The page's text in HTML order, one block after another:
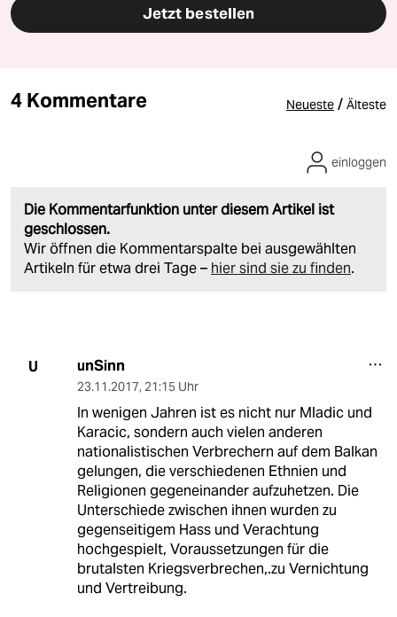
Jetzt bestellen
4 Kommentare Neueste / Älteste
Die Kommentarfunktion unter diesem Artikel ist
geschlossen.
Wir öffnen die Kommentarspalte bei ausgewählten
Artikeln für etwa drei Tage – hier sind sie zu finden.
einloggen
U unSinn
23.11.2017, 21:15 Uhr
In wenigen Jahren ist es nicht nur Mladic und
Karacic, sondern auch vielen anderen
nationalistischen Verbrechern auf dem Balkan
gelungen, die verschiedenen Ethnien und
Religionen gegeneinander aufzuhetzen. Die
Unterschiede zwischen ihnen wurden zu
gegenseitigem Hass und Verachtung
hochgespielt, Voraussetzungen für die
brutalsten Kriegsverbrechen,.zu Vernichtung
und Vertreibung.